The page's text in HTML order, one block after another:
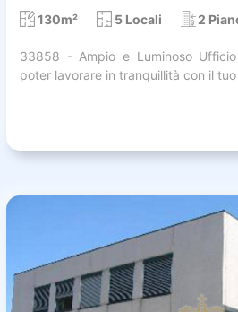
130m² 5 Locali 2
33858 - Ampio e Luminoso
poter lavorare in tranquillità con il tuo